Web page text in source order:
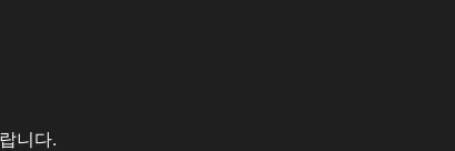
니다.